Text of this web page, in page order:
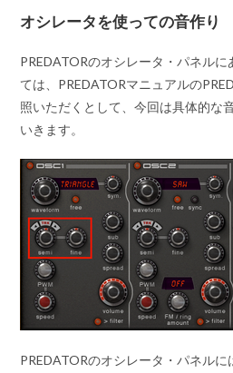
オシレータを使っての音作り
PREDATORのオシレータ・パネル
ては、PREDATORマニュアルの
照いただくとして、今回は具体的な
いきます。
PREDATORのオシレータ・パネル